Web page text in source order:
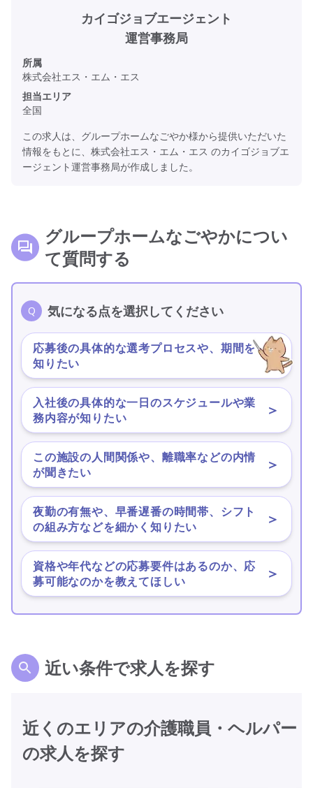
カイゴジョブエージェント
運営事務局
所属
株式会社エス・エム・エス
担当エリア
全国
この求人は、グループホームなごやか様から提供いただいた
情報をもとに、株式会社エス・エム・エス のカイゴジョブエ
ージェント運営事務局が作成しました。
グループホームなごやかについ
て質問する
気になる点を選択してください
応募後の具体的な選考プロセスや、期間を
知りたい
＞
入社後の具体的な一日のスケジュールや業
務内容が知りたい
＞
この施設の人間関係や、離職率などの内情
が聞きたい
＞
夜勤の有無や、早番遅番の時間帯、シフト
の組み方などを細かく知りたい
＞
資格や年代などの応募要件はあるのか、応
募可能なのかを教えてほしい
＞
近い条件で求人を探す
近くのエリアの介護職員・ヘルパー
の求人を探す